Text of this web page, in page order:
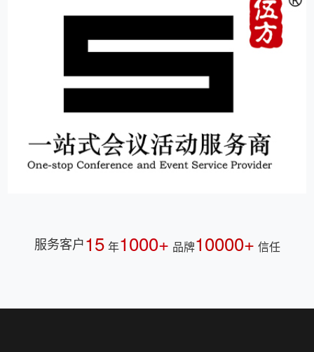
服务客户15 年1000+ 品牌10000+ 信任